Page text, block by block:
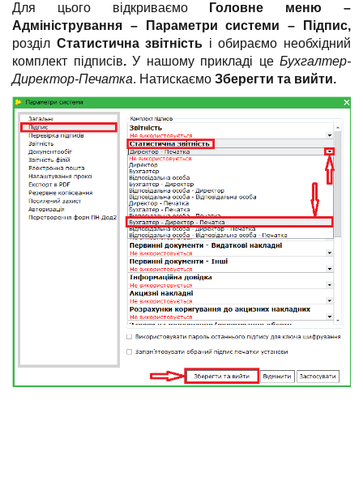
Для цього відкриваємо
Головне меню –
Адміністрування – Параметри системи – Підпис,
розділ Статистична звітність і обираємо необхідний
комплект підписів. У нашому прикладі це Бухгалтер-
Директор-Печатка. Натискаємо Зберегти та вийти.